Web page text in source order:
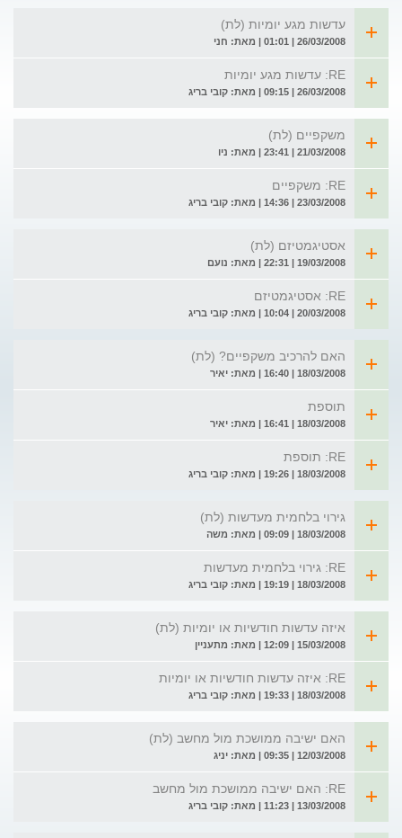
עדשות מגע יומיות (לת)
26/03/2008 | 01:01 | מאת: חני
RE: עדשות מגע יומיות
26/03/2008 | 09:15 | מאת: קובי בריג
משקפיים (לת)
21/03/2008 | 23:41 | מאת: ניו
RE: משקפיים
23/03/2008 | 14:36 | מאת: קובי בריג
אסטיגמטיזם (לת)
19/03/2008 | 22:31 | מאת: נועם
RE: אסטיגמטיזם
20/03/2008 | 10:04 | מאת: קובי בריג
האם להרכיב משקפיים? (לת)
18/03/2008 | 16:40 | מאת: יאיר
תוספת
18/03/2008 | 16:41 | מאת: יאיר
RE: תוספת
18/03/2008 | 19:26 | מאת: קובי בריג
גירוי בלחמית מעדשות (לת)
18/03/2008 | 09:09 | מאת: משה
RE: גירוי בלחמית מעדשות
18/03/2008 | 19:19 | מאת: קובי בריג
איזה עדשות חודשיות או יומיות (לת)
15/03/2008 | 12:09 | מאת: מתעניין
RE: איזה עדשות חודשיות או יומיות
18/03/2008 | 19:33 | מאת: קובי בריג
האם ישיבה ממושכת מול מחשב (לת)
12/03/2008 | 09:35 | מאת: יניג
RE: האם ישיבה ממושכת מול מחשב
13/03/2008 | 11:23 | מאת: קובי בריג